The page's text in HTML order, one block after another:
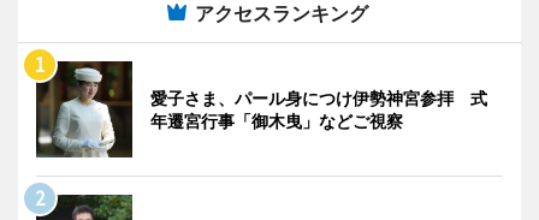
アクセスランキング
愛子さま、パール身につけ伊勢神宮参拝 式
年遷宮行事「御木曳」などご視察